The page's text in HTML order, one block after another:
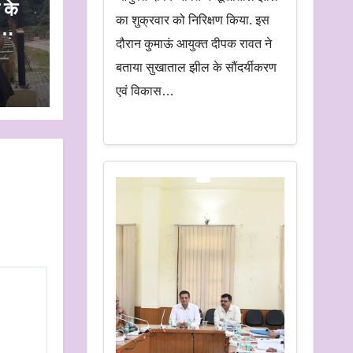
के
के
का शुक्रवार को निरिक्षण किया. इस
दौरान कुमाऊं आयुक्त दीपक रावत ने
बताया सुखाताल झील के सौंदर्यीकरण
एवं विकास…